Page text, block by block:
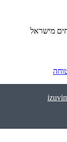
מישראל